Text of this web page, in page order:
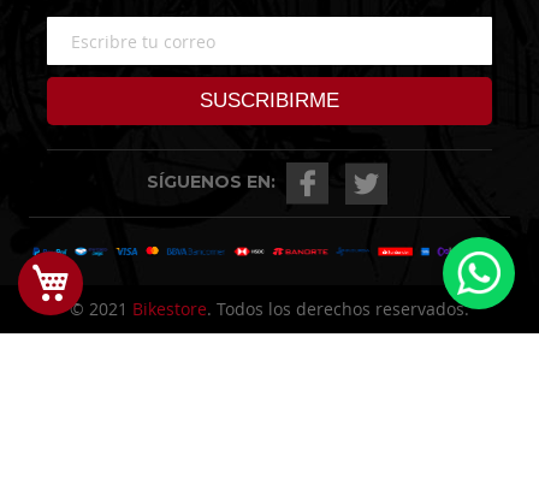
Mi Carrito
SÍGUENOS EN:
© 2021 Bikestore. Todos los derechos reservados.